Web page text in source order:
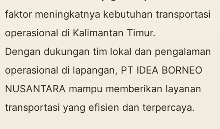
faktor meningkatnya kebutuhan transportasi
operasional di Kalimantan Timur.
Dengan dukungan tim lokal dan pengalaman
operasional di lapangan, PT IDEA BORNEO
NUSANTARA mampu memberikan layanan
transportasi yang efisien dan terpercaya.